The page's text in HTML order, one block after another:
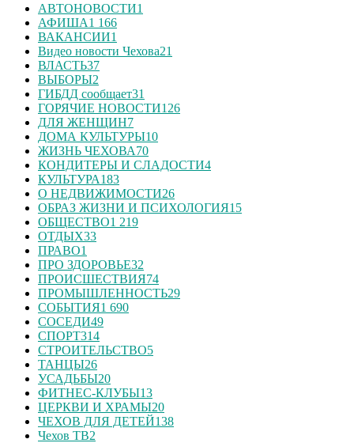
АВТОНОВОСТИ1
АФИША1 166
ВАКАНСИИ1
Видео новости Чехова21
ВЛАСТЬ37
ВЫБОРЫ2
ГИБДД сообщает31
ГОРЯЧИЕ НОВОСТИ126
ДЛЯ ЖЕНЩИН7
ДОМА КУЛЬТУРЫ10
ЖИЗНЬ ЧЕХОВА70
КОНДИТЕРЫ И СЛАДОСТИ4
КУЛЬТУРА183
О НЕДВИЖИМОСТИ26
ОБРАЗ ЖИЗНИ И ПСИХОЛОГИЯ15
ОБЩЕСТВО1 219
ОТДЫХ33
ПРАВО1
ПРО ЗДОРОВЬЕ32
ПРОИСШЕСТВИЯ74
ПРОМЫШЛЕННОСТЬ29
СОБЫТИЯ1 690
СОСЕДИ49
СПОРТ314
СТРОИТЕЛЬСТВО5
ТАНЦЫ26
УСАДЬБЫ20
ФИТНЕС-КЛУБЫ13
ЦЕРКВИ И ХРАМЫ20
ЧЕХОВ ДЛЯ ДЕТЕЙ138
Чехов ТВ2